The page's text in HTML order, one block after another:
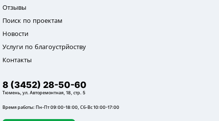
Отзывы
Поиск по проектам
Новости
Услуги по благоустрйоству
Контакты
8 (3452) 28-50-60
Тюмень, ул. Авторемонтная, 18, стр. 5
Время работы: Пн-Пт 09:00-18:00, Сб-Вс 10:00-17:00